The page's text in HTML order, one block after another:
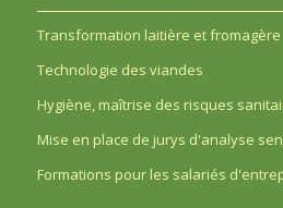
Transformation laitière et fromagère
Technologie des viandes
Hygiène, maîtrise des risques
Mise en place de jurys d'analyse
Formations pour les salariés